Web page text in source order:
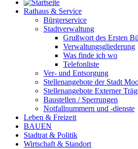
Rathaus & Service
Bürgerservice
Stadtverwaltung
Grußwort des Ersten
Verwaltungsgliederung
Was finde ich wo
Telefonliste
Ver- und Entsorgung
Stellenangebote der Stadt
Stellenangebote Externer
Baustellen / Sperrungen
Notfallnummern und -dienste
Leben & Freizeit
BAUEN
Stadtrat & Politik
Wirtschaft & Standort